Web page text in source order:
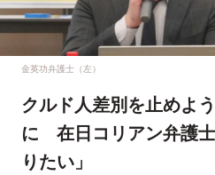
金英功弁護士（左）
クルド人差別を止めよ
に 在日コリアン弁護
りたい」